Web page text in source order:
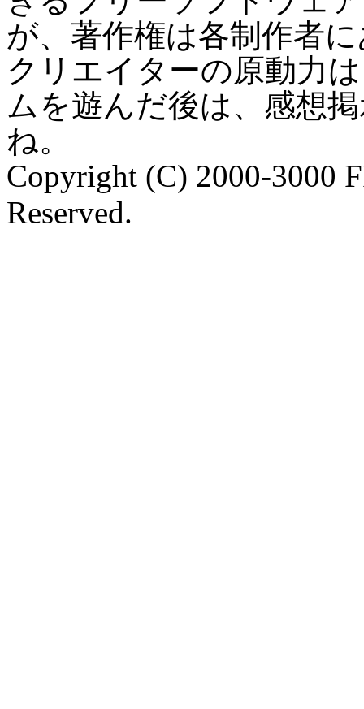
が、著作権は各制作者
クリエイターの原動力
ムを遊んだ後は、感想
ね。
Copyright (C) 2000-3000
Reserved.